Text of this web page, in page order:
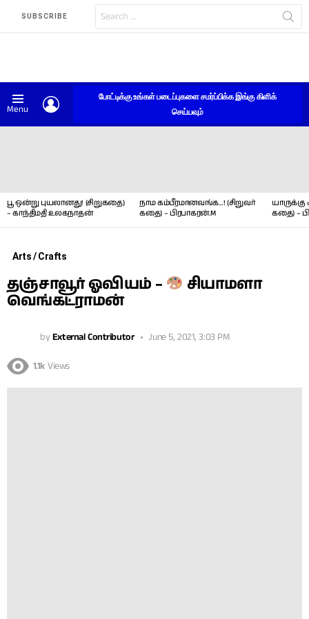
SUBSCRIBE
for:
Menu
போட்டிக்கு உங்கள் படைப்புகளை சமர்ப்பிக்க இங்கு கிளிக்
செய்யவும்
பூ ஒன்று புயலானது! (சிறுகதை)
– காந்திமதி உலகநாதன்
நாம கம்பீரமானவங்க…! (சிறுவர்
கதை) – பிரபாகரன்.M
யாருக்கு
கதை) –
Arts / Crafts
தஞ்சாவூர் ஓவியம் – சியாமளா
வெங்கட்ராமன்
byExternal Contributor June 5, 2021, 3:03 PM
1.1k Views